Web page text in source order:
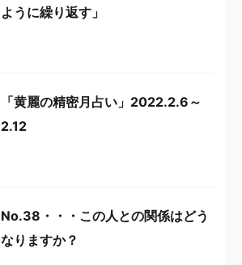
ように繰り返す」
「黄麗の精密月占い」2022.2.6～
2.12
No.38・・・この人との関係はどう
なりますか？